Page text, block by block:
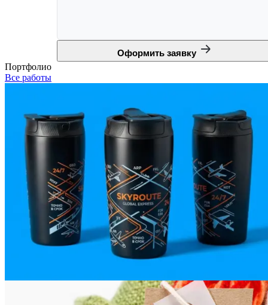
Оформить заявку
Портфолио
Все работы